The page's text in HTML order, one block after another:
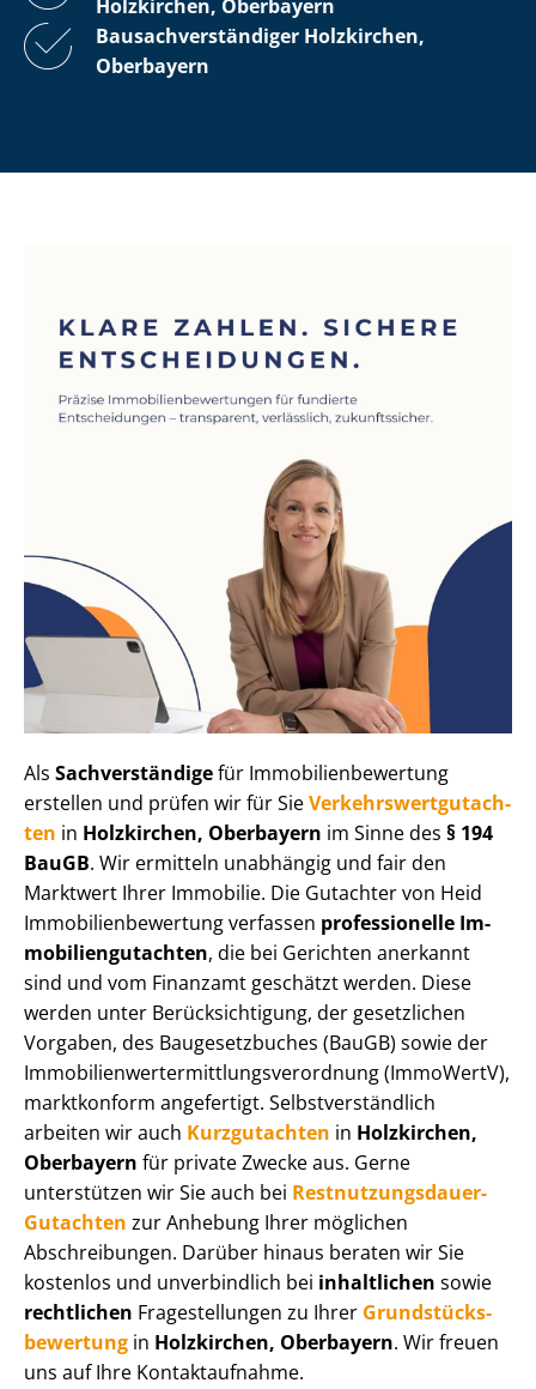
Holzkirchen, Oberbayern
Bau­sach­ver­stän­di­ger Holzkirchen,
Oberbayern
Als Sachverständigefür Im­mo­bi­li­en­be­wer­tung
erstellen und prüfen wir für SieVer­kehrs­wert­gut­ach­
ten in Holzkirchen, Oberbayern im Sinne des § 194
BauGB. Wir ermitteln unabhängig und fair den
Marktwert Ihrer Immobilie. Die Gutachter von Heid
Im­mo­bi­li­en­be­wer­tung verfassen professionelle Im­
mo­bi­li­en­gut­ach­ten, die bei Gerichten anerkannt
sind und vom Finanzamt geschätzt werden. Diese
werden unter Be­rück­sich­ti­gung, der gesetzlichen
Vorgaben, des Baugesetzbuches (BauGB) sowie der
Im­mo­bi­li­en­wert­ermitt­lungs­ver­ord­nung (ImmoWertV),
marktkonform angefertigt. Selbst­ver­ständ­lich
arbeiten wir auch Kurzgutachten in Holzkirchen,
Oberbayern für private Zwecke aus. Gerne
unterstützen wir Sie auch bei Rest­nut­zungs­dau­er-
Gutachten zur Anhebung Ihrer möglichen
Abschreibungen. Darüber hinaus beraten wir Sie
kostenlos und unverbindlich bei inhaltlichen sowie
rechtlichen Fragestellungen zu Ihrer Grund­stücks­
be­wer­tung in Holzkirchen, Oberbayern. Wir freuen
uns auf Ihre Kontaktaufnahme.